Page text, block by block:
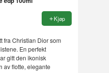
Kjøp
fra Christian Dior som
En perfekt
gitt den ikonisk
av flotte, elegante